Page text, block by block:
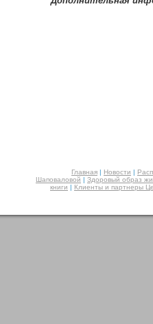
Главная | Новости |
Шаповаловой | Здоровый образ
книги | Клиенты и партнеры